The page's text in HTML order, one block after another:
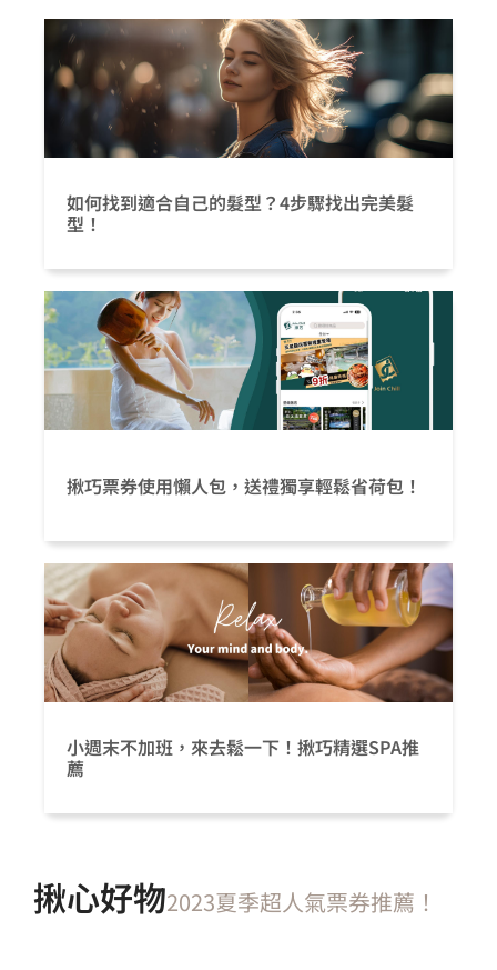
如何找到適合自己的髮型？4步驟找出完美髮
型！
揪巧票券使用懶人包，送禮獨享輕鬆省荷包！
小週末不加班，來去鬆一下！揪巧精選SPA推
薦
揪心好物2023夏季超人氣票券推薦！